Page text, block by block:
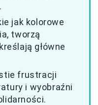
jak kolorowe
tworzą
główne
frustracji
i wyobraźni